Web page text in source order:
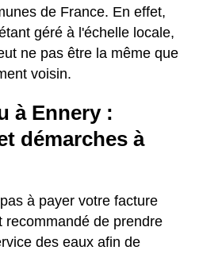
de France. En effet,
géré à l'échelle locale,
ne pas être la même que
voisin.
à Ennery :
démarches à
à payer votre facture
recommandé de prendre
des eaux afin de